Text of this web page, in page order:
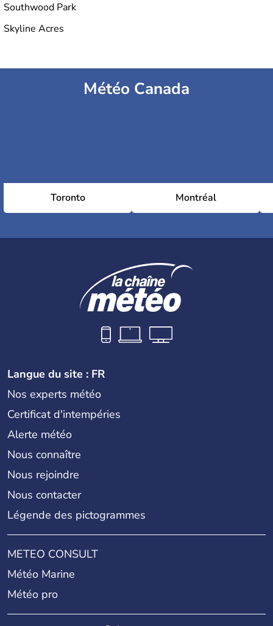
Southwood Park
Skyline Acres
Météo Canada
Toronto Montréal
Langue du site : FR
Nos experts météo
Certificat d'intempéries
Alerte météo
Nous connaître
Nous rejoindre
Nous contacter
Légende des pictogrammes
METEO CONSULT
Météo Marine
Météo pro